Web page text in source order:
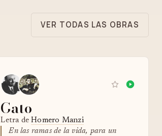
VER TODAS LAS OBRAS
Gato
Letra deHomero Manzi
En las ramas de la vida, para un